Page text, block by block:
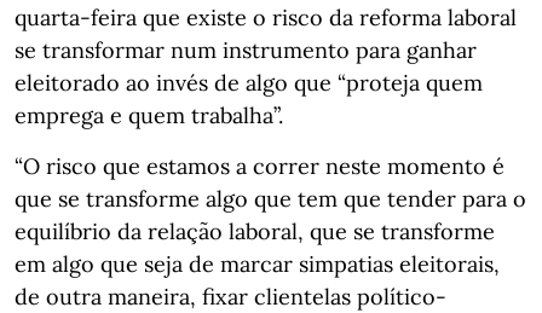
quarta-feira que existe o risco da reforma laboral
se transformar num instrumento para ganhar
eleitorado ao invés de algo que “proteja quem
emprega e quem trabalha”.
“O risco que estamos a correr neste momento é
que se transforme algo que tem que tender para o
equilíbrio da relação laboral, que se transforme
em algo que seja de marcar simpatias eleitorais,
de outra maneira, fixar clientelas político-